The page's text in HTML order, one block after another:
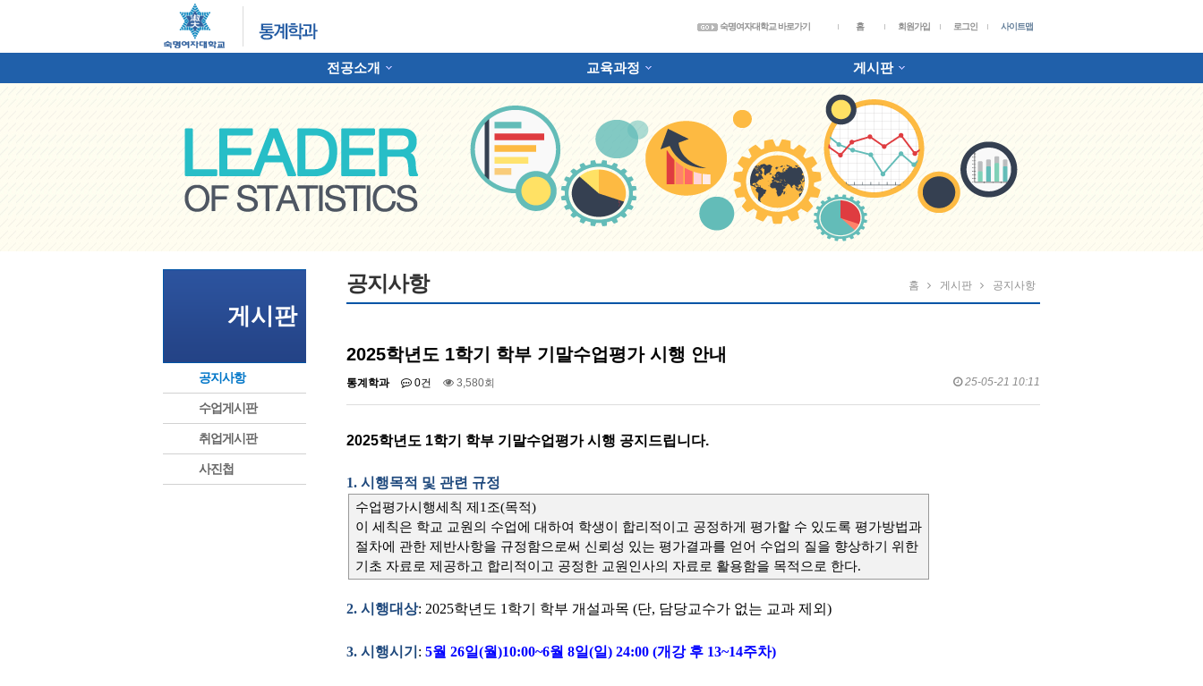
숙명여자대학교 바로가기 홈 회원가입 로그인 사이트맵
전공소개 교육과정 게시판
게시판
공지사항
수업게시판
취업게시판
사진첩
공지사항 홈 게시판 공지사항
2025학년도 1학기 학부 기말수업평가 시행 안내
통계학과 0건 3,580회 25-05-21 10:11
2025학년도 1학기 학부 기말수업평가 시행 공지드립니다.
1. 시행목적 및 관련 규정
수업평가시행세칙 제 1 조(목적)
이 세칙은 학교 교원의 수업에 대하여 학생이 합리적이고 공정하게 평가할 수 있도록 평가방법과
절차에 관한 제반사항을 규정함으로써 신뢰성 있는 평가결과를 얻어 수업의 질을 향상하기 위한
기초 자료로 제공하고 합리적이고 공정한 교원인사의 자료로 활용함을 목적으로 한다.
2. 시행대상: 2025학년도 1 학기 학부 개설과목 (단, 담당교수가 없는 교과 제외)
3. 시행시기 : 5월 26일(월)10:00~6월 8일(일) 24:00 (개강 후 13~14주차)